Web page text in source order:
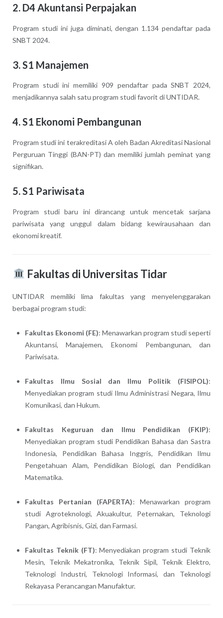
2. D4 Akuntansi Perpajakan
Program studi ini juga diminati, dengan 1.134 pendaftar pada
SNBT 2024.
3.S1 Manajemen
Program studi ini memiliki 909 pendaftar pada SNBT 2024,
menjadikannya salah satu program studi favorit di UNTIDAR.
4.S1 Ekonomi Pembangunan
Program studi ini terakreditasi A oleh Badan Akreditasi Nasional
Perguruan Tinggi (BAN-PT) dan memiliki jumlah peminat yang
signifikan.
5.S1 Pariwisata
Program studi baru ini dirancang untuk mencetak sarjana
pariwisata yang unggul dalam bidang kewirausahaan dan
ekonomi kreatif.
Fakultas di Universitas Tidar
UNTIDAR memiliki lima fakultas yang menyelenggarakan
berbagai program studi:
Fakultas Ekonomi (FE): Menawarkan program studi seperti
Akuntansi, Manajemen, Ekonomi Pembangunan, dan
Pariwisata.
Fakultas Ilmu Sosial dan Ilmu Politik (FISIPOL):
Menyediakan program studi Ilmu Administrasi Negara, Ilmu
Komunikasi, dan Hukum.
Fakultas Keguruan dan Ilmu Pendidikan (FKIP):
Menyediakan program studi Pendidikan Bahasa dan Sastra
Indonesia, Pendidikan Bahasa Inggris, Pendidikan Ilmu
Pengetahuan Alam, Pendidikan Biologi, dan Pendidikan
Matematika.
Fakultas Pertanian (FAPERTA): Menawarkan program
studi Agroteknologi, Akuakultur, Peternakan, Teknologi
Pangan, Agribisnis, Gizi, dan Farmasi.
Fakultas Teknik (FT): Menyediakan program studi Teknik
Mesin, Teknik Mekatronika, Teknik Sipil, Teknik Elektro,
Teknologi Industri, Teknologi Informasi, dan Teknologi
Rekayasa Perancangan Manufaktur.